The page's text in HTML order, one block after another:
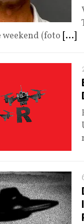
(foto [...]